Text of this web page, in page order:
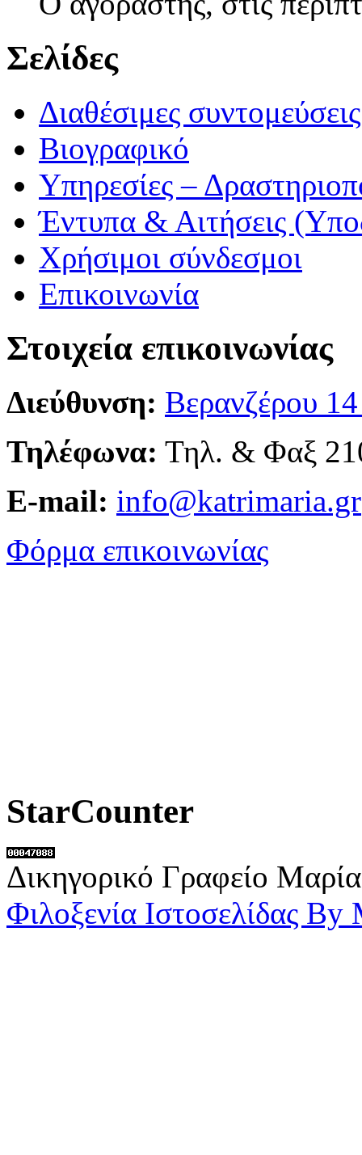
Σελίδες
Διαθέσιμες
Βιογραφικό
Υπηρεσίες –
Έντυπα & Αιτήσεις
Χρήσιμοι σύνδεσμοι
Επικοινωνία
Στοιχεία επικοινωνίας
Διεύθυνση: Βερανζέρου
Τηλέφωνα: Τηλ. & Φαξ
E-mail: info@katrimaria.gr
Φόρμα επικοινωνίας
StarCounter
Δικηγορικό Γραφείο
Φιλοξενία Ιστοσελίδας